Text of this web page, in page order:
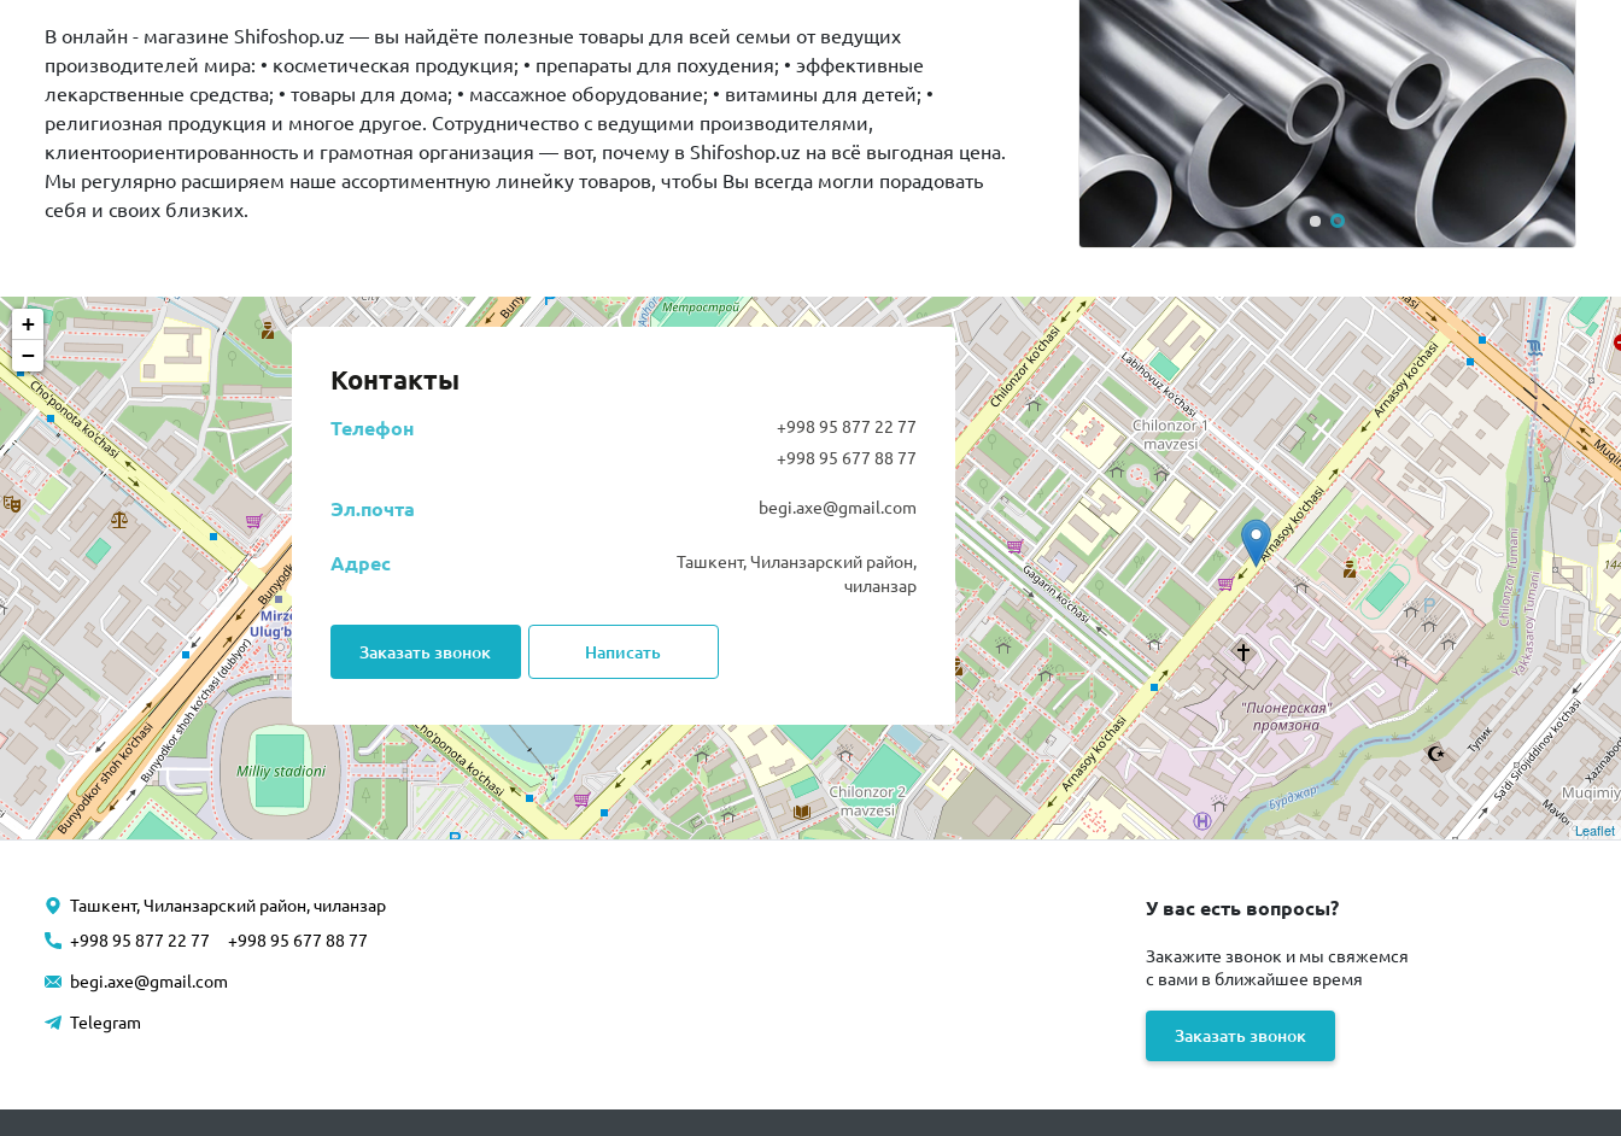
В онлайн - магазине Shifoshop.uz — вы найдёте полезные товары для всей семьи от ведущих
производителей мира: • косметическая продукция; • препараты для похудения; • эффективные
лекарственные средства; • товары для дома; • массажное оборудование; • витамины для детей; •
религиозная продукция и многое другое. Сотрудничество с ведущими производителями,
клиентоориентированность и грамотная организация — вот, почему в Shifoshop.uz на всё выгодная цена.
Мы регулярно расширяем нашe ассортиментную линейку товаров, чтобы Вы всегда могли порадовать
себя и своих близких.
Контакты
Телефон
+998 95 877 22 77
+998 95 677 88 77
Эл.почта begi.axe@gmail.com
Адрес
Ташкент, Чиланзарский район,
чиланзар
Заказать звонок Написать
+
−
Leaflet
Ташкент, Чиланзарский район, чиланзар
+998 95 877 22 77
+998 95 677 88 77
begi.axe@gmail.com
Telegram
У вас есть вопросы?
Закажите звонок и мы свяжемся
с вами в ближайшее время
Заказать звонок